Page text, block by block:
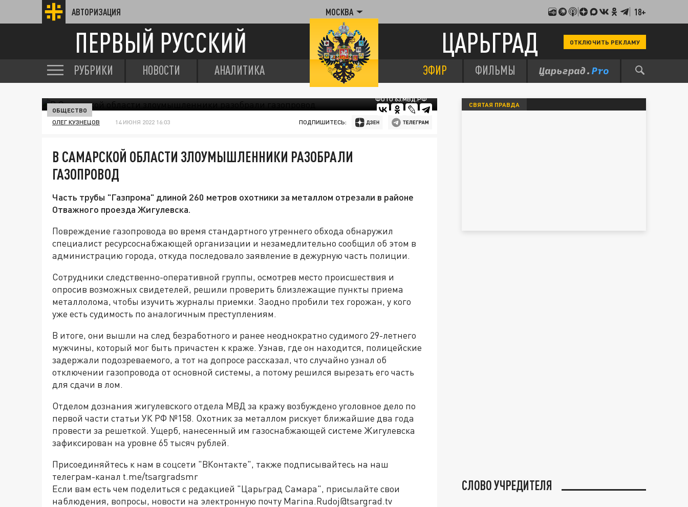
АВТОРИЗАЦИЯ МОСКВА 18+
ПЕРВЫЙ РУССКИЙ ЦАРЬГРАД ОТКЛЮЧИТЬ РЕКЛАМУ
РУБРИКИ НОВОСТИ АНАЛИТИКА ЭФИР ФИЛЬМЫ
ФОТО 63.МВД.РФ
ОБЩЕСТВО
ОЛЕГ КУЗНЕЦОВ 14 ИЮНЯ 2022 16:03 ПОДПИШИТЕСЬ:
В САМАРСКОЙ ОБЛАСТИ ЗЛОУМЫШЛЕННИКИ РАЗОБРАЛИ
ГАЗОПРОВОД
Часть трубы "Газпрома" длиной 260 метров охотники за металлом отрезали в районе
Отважного проезда Жигулевска.
Повреждение газопровода во время стандартного утреннего обхода обнаружил
специалист ресурсоснабжающей организации и незамедлительно сообщил об этом в
администрацию города, откуда последовало заявление в дежурную часть полиции.
Сотрудники следственно-оперативной группы, осмотрев место происшествия и
опросив возможных свидетелей, решили проверить близлежащие пункты приема
металлолома, чтобы изучить журналы приемки. Заодно пробили тех горожан, у кого
уже есть судимость по аналогичным преступлениям.
В итоге, они вышли на след безработного и ранее неоднократно судимого 29-летнего
мужчины, который мог быть причастен к краже. Узнав, где он находится, полицейские
задержали подозреваемого, а тот на допросе рассказал, что случайно узнал об
отключении газопровода от основной системы, а потому решился вырезать его часть
для сдачи в лом.
Отделом дознания жигулевского отдела МВД за кражу возбуждено уголовное дело по
первой части статьи УК РФ №158. Охотник за металлом рискует ближайшие два года
провести за решеткой. Ущерб, нанесенный им газоснабжающей системе Жигулевска
зафиксирован на уровне 65 тысяч рублей.
Присоединяйтесь к нам в соцсети "ВКонтакте", также подписывайтесь на наш
телеграм-канал t.me/tsargradsmr
Если вам есть чем поделиться с редакцией "Царьград Самара", присылайте свои
наблюдения, вопросы, новости на электронную почту Marina.Rudoj@tsargrad.tv
СВЯТАЯ ПРАВДА
СЛОВО УЧРЕДИТЕЛЯ